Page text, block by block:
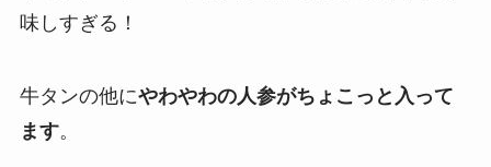
味しすぎる！
牛タンの他にやわやわの人参がちょこっと入って
ます。